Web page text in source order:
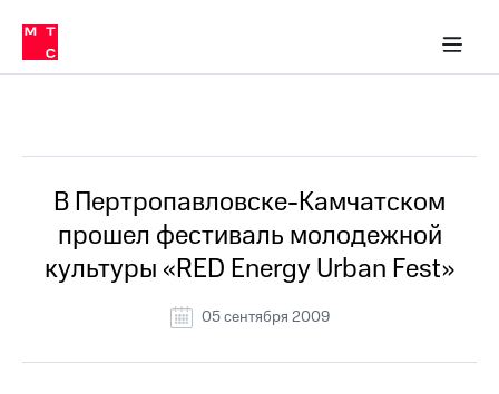
Медиа-центр
и акционерам
Устойчивое развитие
Комплаенс и деловая этика
компании
Карьера
История
компании
Руководство
информация
в МТС
Пресс-
релизы
МТС
о технологиях
В Пертропавловске-Камчатском
прошел фестиваль молодежной
культуры «RED Energy Urban Fest»
05 сентября 2009